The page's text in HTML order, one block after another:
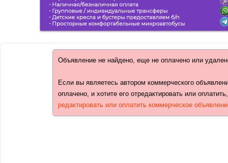
Объявление не найдено, еще не оплачено или
Если вы являетесь автором коммерческого
оплачено, и хотите его отредактировать или
редактировать или оплатить коммерческое